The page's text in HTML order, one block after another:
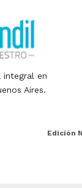
en
Aires.
Edición